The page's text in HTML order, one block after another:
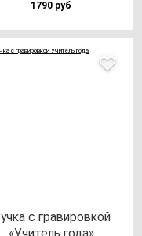
1790 руб
с гра­ви­ров­кой
«Учи­тель го­да»